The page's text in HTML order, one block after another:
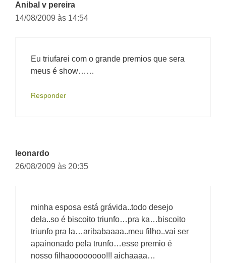
Anibal v pereira
14/08/2009 às 14:54
Eu triufarei com o grande premios que sera
meus é show……
Responder
leonardo
26/08/2009 às 20:35
minha esposa está grávida..todo desejo
dela..so é biscoito triunfo…pra ka…biscoito
triunfo pra la…aribabaaaa..meu filho..vai ser
apainonado pela trunfo…esse premio é
nosso filhaoooooooo!!! aichaaaa…